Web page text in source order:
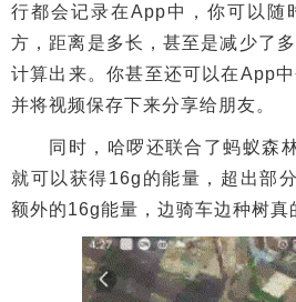
行都会记录在App中，你可以随
方，距离是多长，甚至是减少了
计算出来。你甚至还可以在App
并将视频保存下来分享给朋友。
同时，哈啰还联合了蚂蚁森林
就可以获得16g的能量，超出部
额外的16g能量，边骑车边种树真